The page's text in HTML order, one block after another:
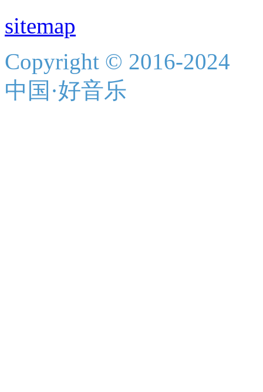
sitemap
Copyright © 2016-2024
中国·好音乐